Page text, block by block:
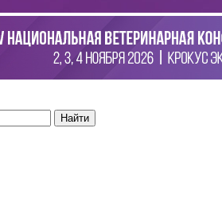
Найти